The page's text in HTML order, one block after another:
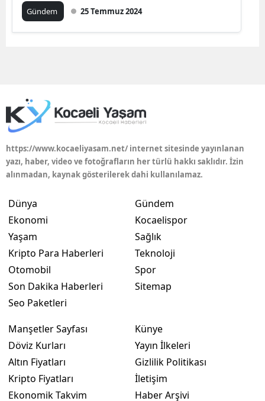
Kırklareli
Malatya
Manisa
Mardin
Ordu
Sakarya
Gündem 25 Temmuz 2024
https://www.kocaeliyasam.net/ internet sitesinde yayınlanan
yazı, haber, video ve fotoğrafların her türlü hakkı saklıdır. İzin
alınmadan, kaynak gösterilerek dahi kullanılamaz.
Dünya
Ekonomi
Yaşam
Kripto Para Haberleri
Otomobil
Son Dakika Haberleri
Seo Paketleri
Gündem
Kocaelispor
Sağlık
Teknoloji
Spor
Sitemap
Manşetler Sayfası
Döviz Kurları
Altın Fiyatları
Kripto Fiyatları
Ekonomik Takvim
Künye
Yayın İlkeleri
Gizlilik Politikası
İletişim
Haber Arşivi